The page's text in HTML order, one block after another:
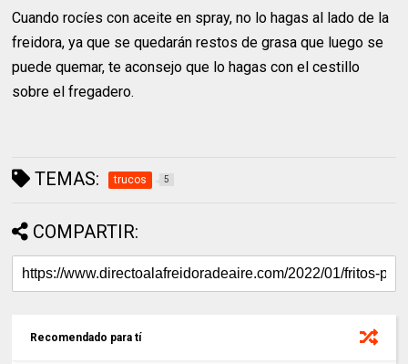
Cuando rocíes con aceite en spray, no lo hagas al lado de la
freidora, ya que se quedarán restos de grasa que luego se
puede quemar, te aconsejo que lo hagas con el cestillo
sobre el fregadero.
TEMAS: trucos 5
COMPARTIR:
Recomendado para tí